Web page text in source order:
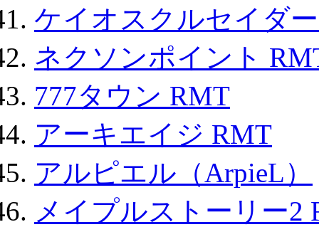
ケイオスクルセイダ
ネクソンポイント
777タウン RMT
アーキエイジ RMT
アルピエル（ArpieL）
メイプルストーリー2